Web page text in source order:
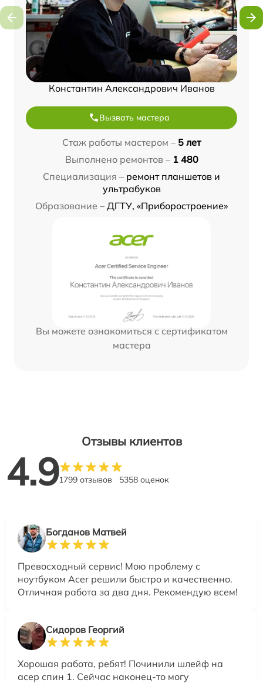
Константин Александрович Иванов
Вызвать мастера
Стаж работы мастером – 5 лет
Выполнено ремонтов – 1 480
Специализация – ремонт планшетов и
ультрабуков
Образование – ДГТУ, «Приборостроение»
Вы можете ознакомиться с сертификатом
мастера
Отзывы клиентов
4.91799 отзывов 5358 оценок
Богданов Матвей
Превосходный сервис! Мою проблему с
ноутбуком Acer решили быстро и качественно.
Отличная работа за два дня. Рекомендую всем!
Сидоров Георгий
Хорошая работа, ребят! Починили шлейф на
асер спин 1. Сейчас наконец-то могу